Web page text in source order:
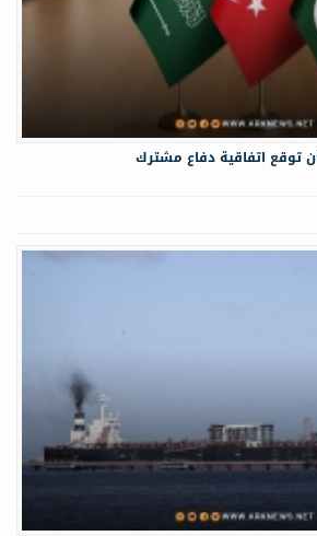
توقع اتفاقية دفاع مشترك